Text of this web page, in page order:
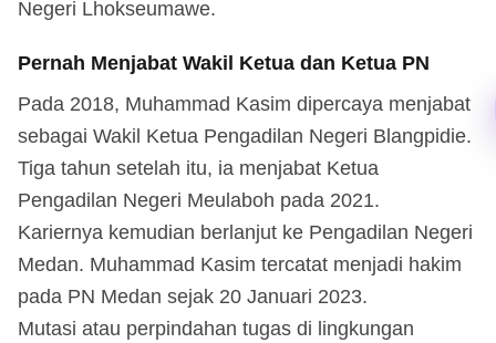
Negeri Lhokseumawe.
Pernah Menjabat Wakil Ketua dan Ketua PN
Pada 2018, Muhammad Kasim dipercaya menjabat
sebagai Wakil Ketua Pengadilan Negeri Blangpidie.
Tiga tahun setelah itu, ia menjabat Ketua
Pengadilan Negeri Meulaboh pada 2021.
Kariernya kemudian berlanjut ke Pengadilan Negeri
Medan. Muhammad Kasim tercatat menjadi hakim
pada PN Medan sejak 20 Januari 2023.
Mutasi atau perpindahan tugas di lingkungan